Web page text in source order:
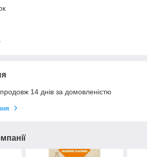
14 днів за домовленістю